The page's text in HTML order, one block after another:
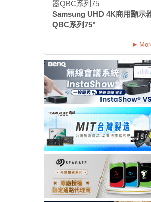
Samsung UHD 4K商用顯示
QBC系列75"